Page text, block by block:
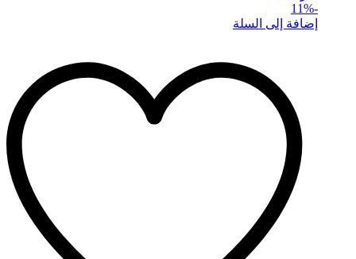
-
11%
إضافة إلى السلة